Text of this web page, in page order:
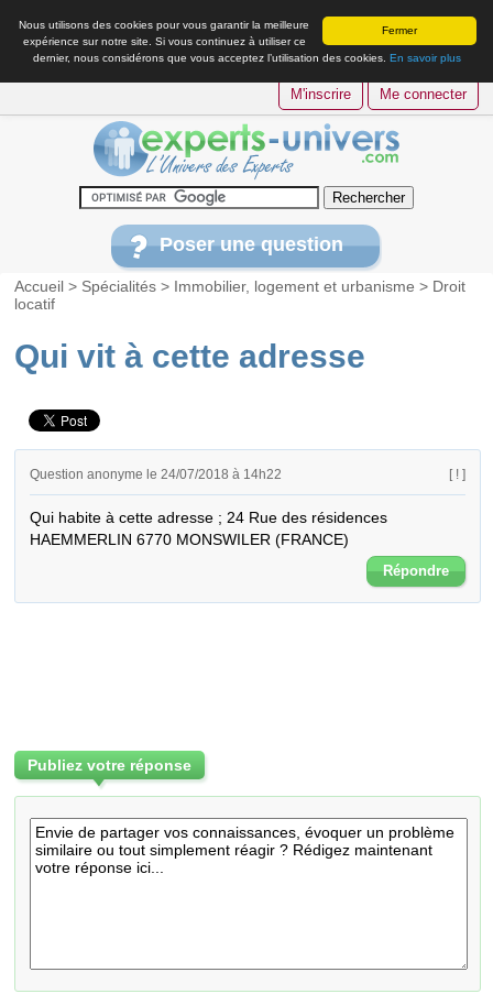
Fermer
Nous utilisons des cookies pour vous garantir la meilleure
expérience sur notre site. Si vous continuez à utiliser ce
dernier, nous considérons que vous acceptez l’utilisation des cookies. En savoir plus
M'inscrire Me connecter
Poser une question
Accueil > Spécialités > Immobilier, logement et urbanisme > Droit
locatif
Qui vit à cette adresse
Question anonyme le 24/07/2018 à 14h22 [ ! ]
Qui habite à cette adresse ; 24 Rue des résidences
HAEMMERLIN 6770 MONSWILER (FRANCE)
Répondre
Publiez votre réponse